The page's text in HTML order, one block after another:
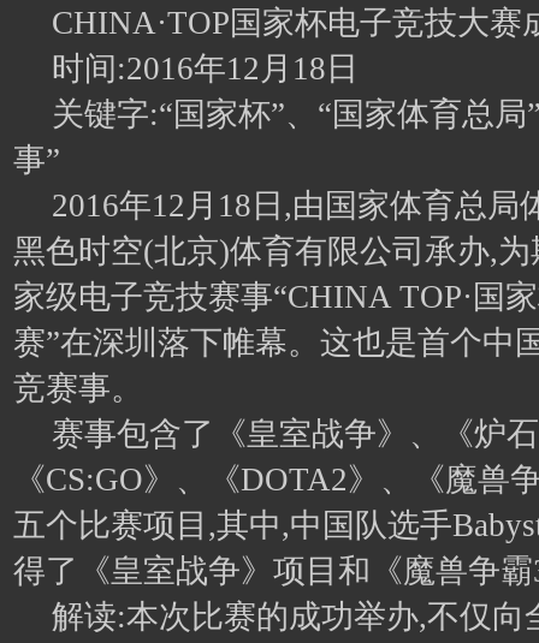
CHINA·TOP国家杯电子竞技大赛
时间:2016年12月18日
关键字:“国家杯”、“国家体育总局
事”
2016年12月18日,由国家体育总局
黑色时空(北京)体育有限公司承办,
家级电子竞技赛事“CHINA TOP·国
赛”在深圳落下帷幕。这也是首个中
竞赛事。
赛事包含了《皇室战争》、《炉
《CS:GO》、《DOTA2》、《魔兽
五个比赛项目,其中,中国队选手
得了《皇室战争》项目和《魔兽争
解读:本次比赛的成功举办,不仅向